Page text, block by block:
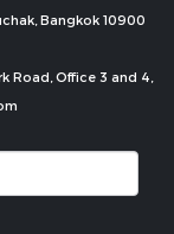
Bangkok 10900
Road, Office 3 and 4,